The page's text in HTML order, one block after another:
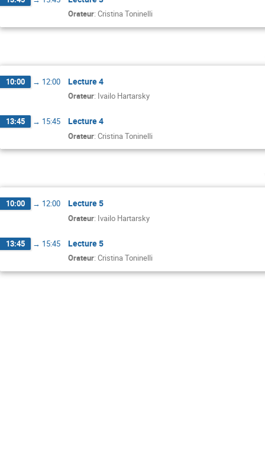
Orateur: Cristina Toninelli
10:00 → 12:00 Lecture 4
Orateur: Ivailo Hartarsky
13:45 → 15:45 Lecture 4
Orateur: Cristina Toninelli
10:00 → 12:00 Lecture 5
Orateur: Ivailo Hartarsky
13:45 → 15:45 Lecture 5
Orateur: Cristina Toninelli